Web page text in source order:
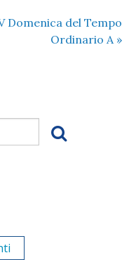
Domenica del Tempo
Ordinario A »